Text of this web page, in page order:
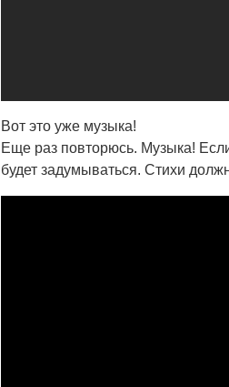
Вот это уже музыка!
Еще раз повторюсь. Музыка!
будет задумываться. Стихи